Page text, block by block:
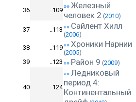
36 ..109
»» Железный
человек 2 (2010)
37 ..113 »» Сайлент Хилл
(2006)
38 ..119»» Хроники Нарнии
(2005)
39
..123 »» Район 9 (2009)
40 124
»» Ледниковый
период 4:
Континентальный